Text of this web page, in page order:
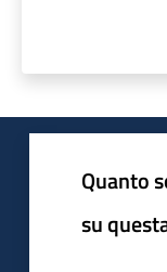
Quanto
su